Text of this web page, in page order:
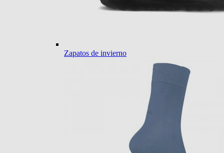
Zapatos de invierno